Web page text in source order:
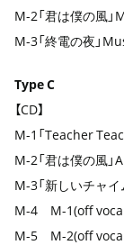
M-2「君は僕の風
M-3「終電の夜」
Type C
【CD】
M-1「Teacher
M-2「君は僕の風
M-3「新しいチャイ
M-4 M-1(off
M-5 M-2(off